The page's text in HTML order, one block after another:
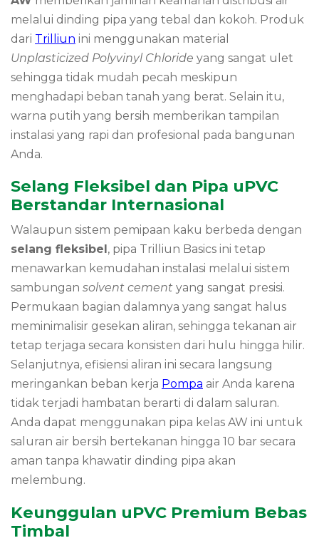
melalui dinding pipa yang tebal dan kokoh. Produk
dari Trilliun ini menggunakan material
Unplasticized Polyvinyl Chloride yang sangat ulet
sehingga tidak mudah pecah meskipun
menghadapi beban tanah yang berat. Selain itu,
warna putih yang bersih memberikan tampilan
instalasi yang rapi dan profesional pada bangunan
Anda.
Selang Fleksibel dan Pipa uPVC
Berstandar Internasional
Walaupun sistem pemipaan kaku berbeda dengan
selang fleksibel , pipa Trilliun Basics ini tetap
menawarkan kemudahan instalasi melalui sistem
sambungan solvent cement yang sangat presisi.
Permukaan bagian dalamnya yang sangat halus
meminimalisir gesekan aliran, sehingga tekanan air
tetap terjaga secara konsisten dari hulu hingga hilir.
Selanjutnya, efisiensi aliran ini secara langsung
meringankan beban kerja Pompa air Anda karena
tidak terjadi hambatan berarti di dalam saluran.
Anda dapat menggunakan pipa kelas AW ini untuk
saluran air bersih bertekanan hingga 10 bar secara
aman tanpa khawatir dinding pipa akan
melembung.
Keunggulan uPVC Premium Bebas
Timbal